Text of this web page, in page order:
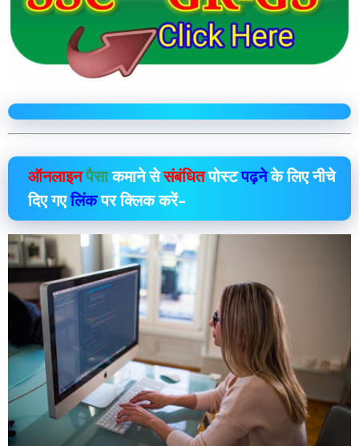
ऑनलाइनपैसाकमाने सेसंबंधितपोस्टपढ़नेके लिए नीचे
दिए गएलिंकपर क्लिक करें–